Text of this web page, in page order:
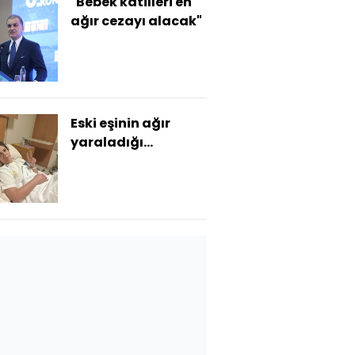
ağır cezayı alacak"
Eski eşinin ağır
yaraladığı